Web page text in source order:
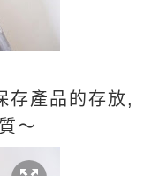
存產品的存放,
～